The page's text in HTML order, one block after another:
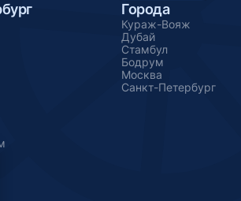
Города
Кураж-Вояж
Дубай
Стамбул
Бодрум
Москва
Санкт-Петербург